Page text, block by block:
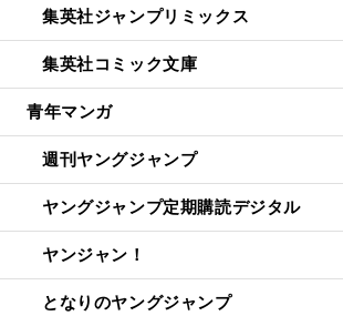
集英社ジャンプリミックス
集英社コミック文庫
青年マンガ
週刊ヤングジャンプ
ヤングジャンプ定期購読デジタル
ヤンジャン！
となりのヤングジャンプ